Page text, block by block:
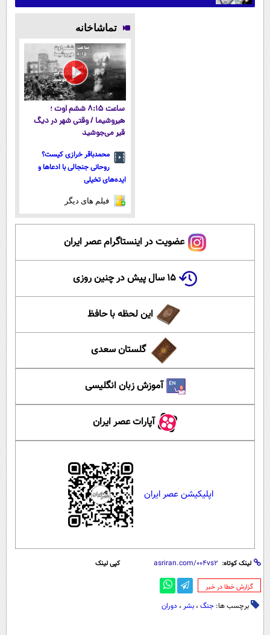
تماشاخانه
ساعت ۸:۱۵ ششم اوت ؛
هیروشیما / وقتی شهر در دیگ
قیر می‌جوشید
محمدباقر خرازی کیست؟
روحانی جنجالی با ادعاها و
ایده‌های تخیلی
فیلم های دیگر
عضویت در اینستاگرام عصر ایران
۱۵ سال پیش در چنین روزی
این لحظه با حافظ
گلستان سعدی
آموزش زبان انگلیسی
آپارات عصر ایران
اپلیکیشن عصر ایران
لینک کوتاه: کپی لینک
‌گزارش خطا در خبر
برچسب ها: جنگ ، بشر ، دوران